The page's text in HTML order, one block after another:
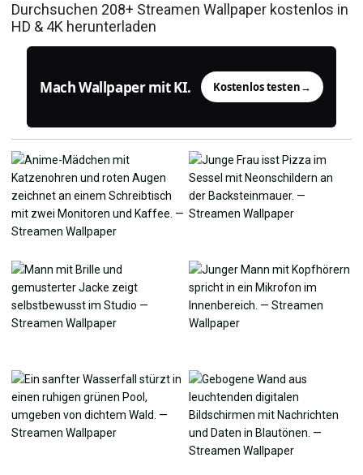
Durchsuchen 208+ Streamen Wallpaper kostenlos in
HD & 4K herunterladen
Mach Wallpaper mit KI. Kostenlos testen→